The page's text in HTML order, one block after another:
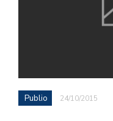
Publio 24/10/2015